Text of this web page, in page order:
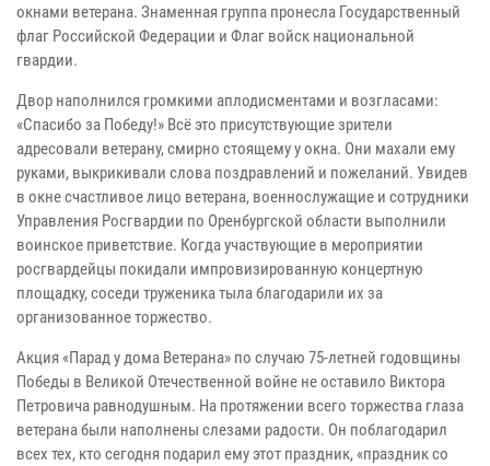
окнами ветерана. Знаменная группа пронесла Государственный
флаг Российской Федерации и Флаг войск национальной
гвардии.
Двор наполнился громкими аплодисментами и возгласами:
«Спасибо за Победу!» Всё это присутствующие зрители
адресовали ветерану, смирно стоящему у окна. Они махали ему
руками, выкрикивали слова поздравлений и пожеланий. Увидев
в окне счастливое лицо ветерана, военнослужащие и сотрудники
Управления Росгвардии по Оренбургской области выполнили
воинское приветствие. Когда участвующие в мероприятии
росгвардейцы покидали импровизированную концертную
площадку, соседи труженика тыла благодарили их за
организованное торжество.
Акция «Парад у дома Ветерана» по случаю 75-летней годовщины
Победы в Великой Отечественной войне не оставило Виктора
Петровича равнодушным. На протяжении всего торжества глаза
ветерана были наполнены слезами радости. Он поблагодарил
всех тех, кто сегодня подарил ему этот праздник, «праздник со